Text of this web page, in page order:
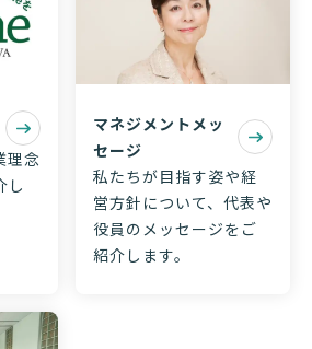
理念
し
マネジメントメッ
セージ
私たちが目指す姿や経
営方針について、代表や
役員のメッセージをご
紹介します。